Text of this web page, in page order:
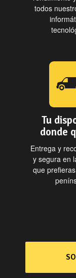
todos
Tu
donde
Entrega y
y segura en
que